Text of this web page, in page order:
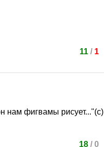
11/ 1
нам фигвамы рисует..."(с)
18 / 0